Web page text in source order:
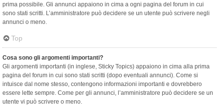
prima possibile. Gli annunci appaiono in cima a ogni pagina del forum in cui
sono stati scritti. L’amministratore può decidere se un utente può scrivere negli
annunci o meno.
Top
Cosa sono gli argomenti importanti?
Gli argomenti importanti (in inglese, Sticky Topics) appaiono in cima alla prima
pagina del forum in cui sono stati scritti (dopo eventuali annunci). Come si
intuisce dal nome stesso, contengono informazioni importanti e dovrebbero
essere lette sempre. Come per gli annunci, l’amministratore può decidere se un
utente vi può scrivere o meno.